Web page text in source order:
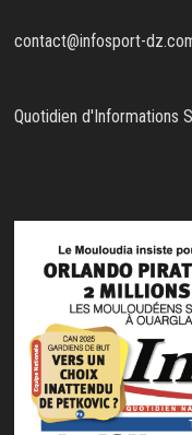
contact@infosport-
Quotidien d'Informations